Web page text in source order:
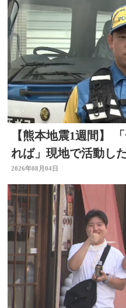
【熊本地震1週間】
れば」現地で活動し
状況 大分
2026年08月04日